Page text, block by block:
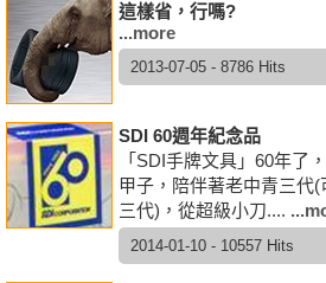
這樣省，行嗎?
...more
2013-07-05 - 8786 Hits
SDI 60週年紀念品
「SDI手牌文具」60年了
甲子，陪伴著老中青三代(
三代)，從超級小刀....
2014-01-10 - 10557 Hits